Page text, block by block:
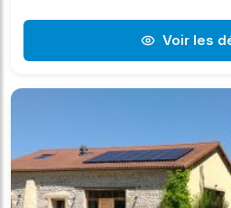
Voir les